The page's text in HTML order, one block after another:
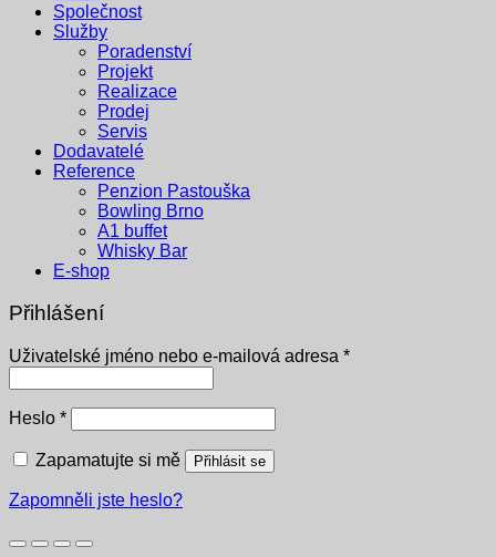
Společnost
Služby
Poradenství
Projekt
Realizace
Prodej
Servis
Dodavatelé
Reference
Penzion Pastouška
Bowling Brno
A1 buffet
Whisky Bar
E-shop
Přihlášení
Uživatelské jméno nebo e-mailová adresa *Povinné
Heslo *Povinné
Zapamatujte si mě Přihlásit se
Zapomněli jste heslo?